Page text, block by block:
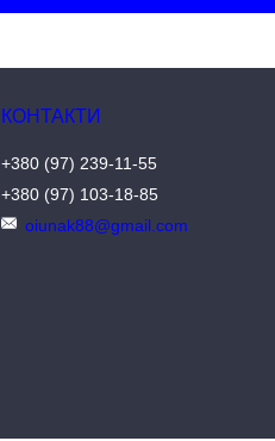
+380 (97) 239-11-55
+380 (97) 103-18-85
oiunak88@gmail.com